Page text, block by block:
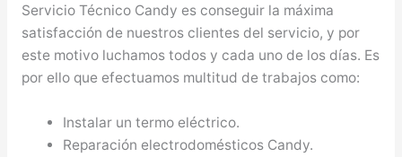
Servicio Técnico Candy es conseguir la máxima
satisfacción de nuestros clientes del servicio, y por
este motivo luchamos todos y cada uno de los días. Es
por ello que efectuamos multitud de trabajos como:
Instalar un termo eléctrico.
Reparación electrodomésticos Candy.